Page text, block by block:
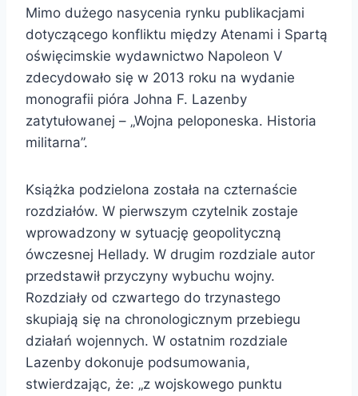
Mimo dużego nasycenia rynku publikacjami
dotyczącego konfliktu między Atenami i Spartą
oświęcimskie wydawnictwo Napoleon V
zdecydowało się w 2013 roku na wydanie
monografii pióra Johna F. Lazenby
zatytułowanej – „Wojna peloponeska. Historia
militarna”.
Książka podzielona została na czternaście
rozdziałów. W pierwszym czytelnik zostaje
wprowadzony w sytuację geopolityczną
ówczesnej Hellady. W drugim rozdziale autor
przedstawił przyczyny wybuchu wojny.
Rozdziały od czwartego do trzynastego
skupiają się na chronologicznym przebiegu
działań wojennych. W ostatnim rozdziale
Lazenby dokonuje podsumowania,
stwierdzając, że: „z wojskowego punktu